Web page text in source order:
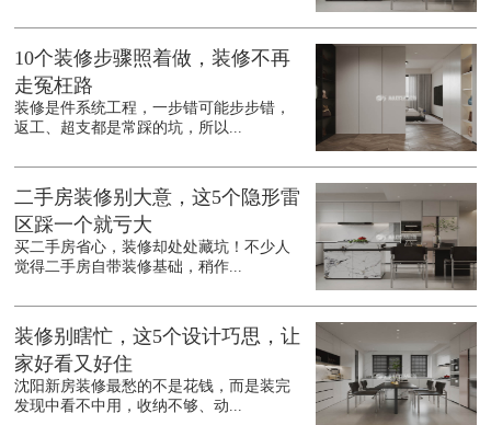
10个装修步骤照着做，装修不再
走冤枉路
装修是件系统工程，一步错可能步步错，
返工、超支都是常踩的坑，所以...
二手房装修别大意，这5个隐形雷
区踩一个就亏大
买二手房省心，装修却处处藏坑！不少人
觉得二手房自带装修基础，稍作...
装修别瞎忙，这5个设计巧思，让
家好看又好住
沈阳新房装修最愁的不是花钱，而是装完
发现中看不中用，收纳不够、动...